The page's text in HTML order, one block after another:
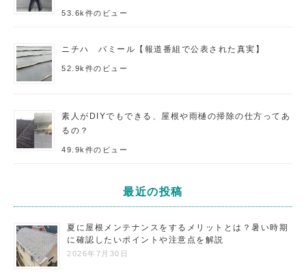
53.6k件のビュー
ニチハ パミール【報道番組で公表された真実】
52.9k件のビュー
素人がDIYでもできる、屋根や雨樋の掃除の仕方ってあ
るの？
49.9k件のビュー
最近の投稿
夏に屋根メンテナンスをするメリットとは？暑い時期
に確認したいポイントや注意点を解説
2026年7月30日